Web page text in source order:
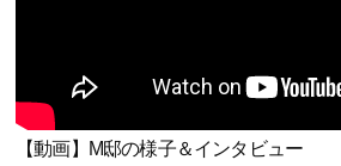
【動画】M邸の様子＆インタビュー